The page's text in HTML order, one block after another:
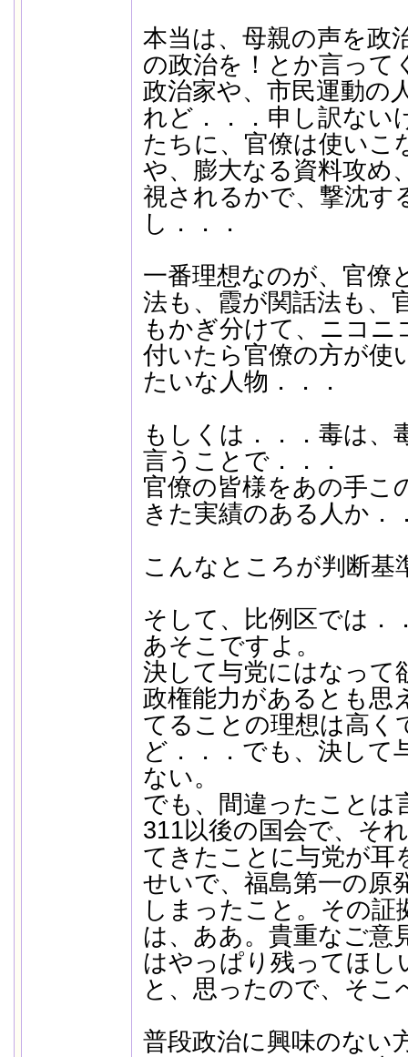
本当は、母親の声を政
の政治を！とか言って
政治家や、市民運動の
れど．．．申し訳ない
たちに、官僚は使いこ
や、膨大なる資料攻め
視されるかで、撃沈す
し．．．
一番理想なのが、官僚
法も、霞が関話法も、
もかぎ分けて、ニコニ
付いたら官僚の方が使
たいな人物．．．
もしくは．．．毒は、
言うことで．．．
官僚の皆様をあの手こ
きた実績のある人か．
こんなところが判断基
そして、比例区では．
あそこですよ。
決して与党にはなって
政権能力があるとも思
てることの理想は高く
ど．．．でも、決して
ない。
でも、間違ったことは
311以後の国会で、そ
てきたことに与党が耳
せいで、福島第一の原
しまったこと。その
は、ああ。貴重なご意
はやっぱり残ってほし
と、思ったので、そこ
普段政治に興味のない